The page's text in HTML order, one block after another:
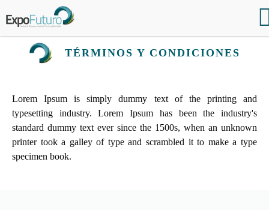
TÉRMINOS Y CONDICIONES
Lorem Ipsum is simply dummy text of the printing and
typesetting industry. Lorem Ipsum has been the industry's
standard dummy text ever since the 1500s, when an unknown
printer took a galley of type and scrambled it to make a type
specimen book.